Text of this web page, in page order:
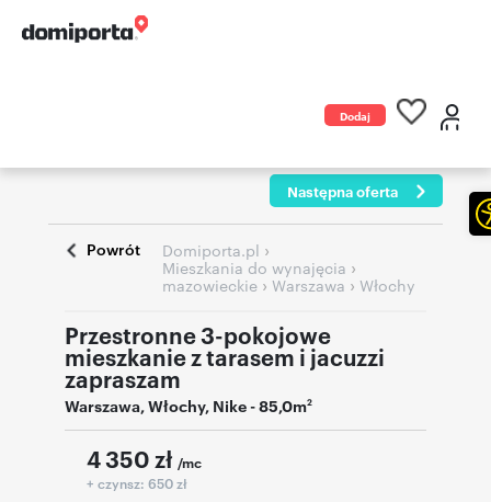
Dodaj
Następna oferta
Powrót Domiporta.pl ›
Mieszkania do wynajęcia ›
mazowieckie › Warszawa › Włochy
Przestronne 3-pokojowe
mieszkanie z tarasem i jacuzzi
zapraszam
Warszawa,Włochy, Nike- 85,0m2
4 350 zł /mc
+ czynsz: 650 zł